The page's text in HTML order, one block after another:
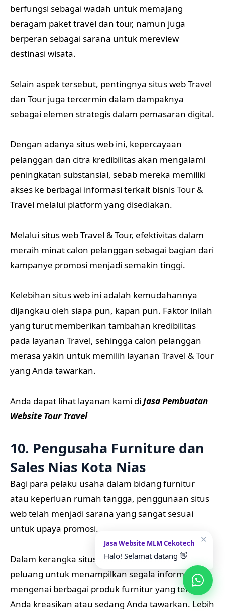
berfungsi sebagai wadah untuk memajang
beragam paket travel dan tour, namun juga
berperan sebagai sarana untuk mereview
destinasi wisata.
Selain aspek tersebut, pentingnya situs web Travel
dan Tour juga tercermin dalam dampaknya
sebagai elemen strategis dalam pemasaran digital.
Dengan adanya situs web ini, kepercayaan
pelanggan dan citra kredibilitas akan mengalami
peningkatan substansial, sebab mereka memiliki
akses ke berbagai informasi terkait bisnis Tour &
Travel melalui platform yang disediakan.
Melalui situs web Travel & Tour, efektivitas dalam
meraih minat calon pelanggan sebagai bagian dari
kampanye promosi menjadi semakin tinggi.
Kelebihan situs web ini adalah kemudahannya
dijangkau oleh siapa pun, kapan pun. Faktor inilah
yang turut memberikan tambahan kredibilitas
pada layanan Travel, sehingga calon pelanggan
merasa yakin untuk memilih layanan Travel & Tour
yang Anda tawarkan.
Anda dapat lihat layanan kami di Jasa Pembuatan
Website Tour Travel
10. Pengusaha Furniture dan
Sales Nias Kota Nias
Bagi para pelaku usaha dalam bidang furnitur
atau keperluan rumah tangga, penggunaan situs
web telah menjadi sarana yang sangat sesuai
untuk upaya promosi.
Dalam kerangka situs web ini, Anda memiliki
peluang untuk menampilkan segala informasi
mengenai berbagai produk furnitur yang telah
Anda kreasikan atau sedang Anda tawarkan. Lebih
✕
Jasa Website MLM Cekotech
Halo! Selamat datang 👋